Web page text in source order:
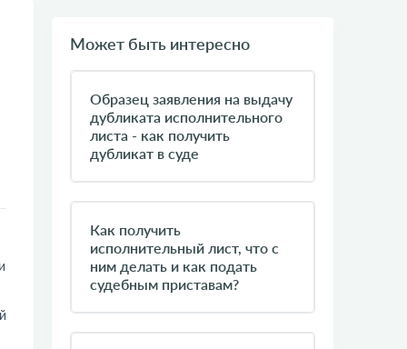
Может быть интересно
Образец заявления на выдачу
дубликата исполнительного
листа - как получить
дубликат в суде
Как получить
исполнительный лист, что с
ним делать и как подать
судебным приставам?